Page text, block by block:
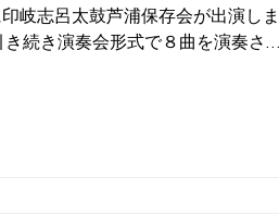
岐志呂太鼓芦浦保存会が出演しま
き続き演奏会形式で８曲を演奏さ